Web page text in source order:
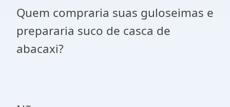
Quem compraria suas guloseimas e
prepararia suco de casca de
abacaxi?